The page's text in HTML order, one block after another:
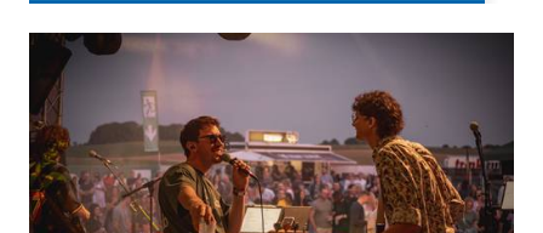
Mehr als nur ein Festival